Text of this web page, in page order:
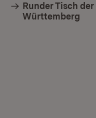
Runder Tisch
Württemberg